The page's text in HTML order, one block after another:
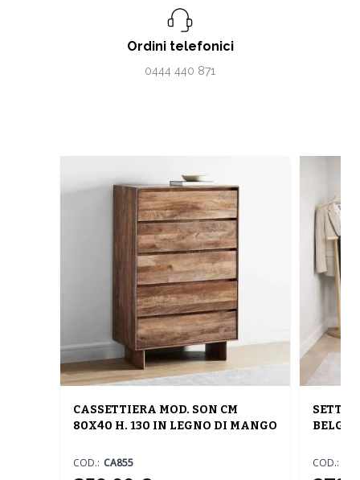
Ordini telefonici
0444 440 871
CASSETTIERA MOD. SON CM
80X40 H. 130 IN LEGNO DI MANGO
COD.: CA855 COD.: